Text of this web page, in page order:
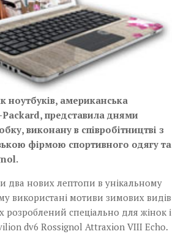
ноутбуків, американська
представила днями
виконану в співробітництві з
фірмою спортивного одягу та
два нових лептопи в унікальному
використані мотиви зимових видів
розроблений спеціально для жінок і
dv6 Rossignol Attraxion VIII Echo.